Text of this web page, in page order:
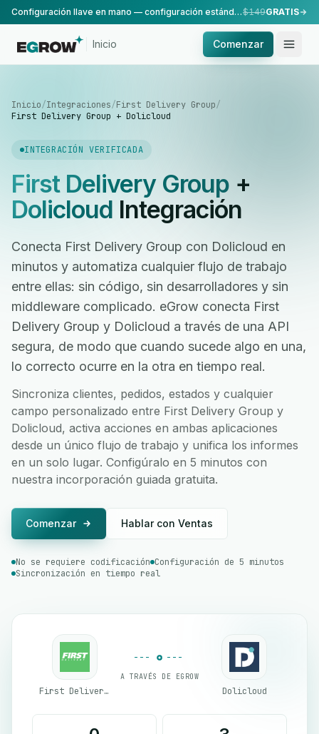
Configuración llave en mano — configuración estándar, realizada por nuestro equipo.$149GRATIS
Inicio Comenzar
Inicio/Integraciones/First Delivery Group/
First Delivery Group + Dolicloud
INTEGRACIÓN VERIFICADA
First Delivery Group+
Dolicloud Integración
Conecta First Delivery Group con Dolicloud en
minutos y automatiza cualquier flujo de trabajo
entre ellas: sin código, sin desarrolladores y sin
middleware complicado. eGrow conecta First
Delivery Group y Dolicloud a través de una API
segura, de modo que cuando sucede algo en una,
lo correcto ocurre en la otra en tiempo real.
Sincroniza clientes, pedidos, estados y cualquier
campo personalizado entre First Delivery Group y
Dolicloud, activa acciones en ambas aplicaciones
desde un único flujo de trabajo y unifica los informes
en un solo lugar. Configúralo en 5 minutos con
nuestra incorporación guiada gratuita.
Comenzar Hablar con Ventas
No se requiere codificación Configuración de 5 minutos
Sincronización en tiempo real
First Delivery Group
A TRAVÉS DE EGROW
Dolicloud